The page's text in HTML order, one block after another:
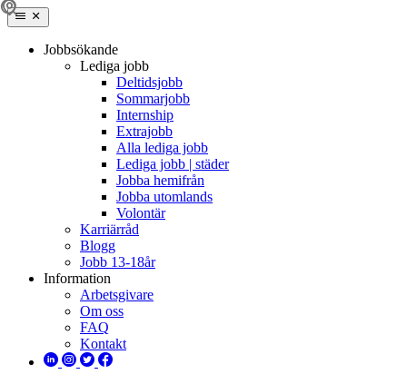
Jobbsökande
Lediga jobb
Deltidsjobb
Sommarjobb
Internship
Extrajobb
Alla lediga jobb
Lediga jobb | städer
Jobba hemifrån
Jobba utomlands
Volontär
Karriärråd
Blogg
Jobb 13-18år
Information
Arbetsgivare
Om oss
FAQ
Kontakt